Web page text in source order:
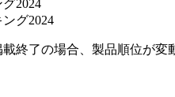
2024
グ2024
終了の場合、製品順位が変